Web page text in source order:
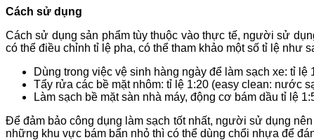
Cách sử dụng
Cách sử dụng sản phẩm tùy thuộc vào thực tế, người sử
có thể điều chỉnh tỉ lệ pha, có thể tham khảo một số tỉ lệ như
Dùng trong việc vệ sinh hàng ngày để làm sạch xe: tỉ
Tẩy rửa các bề mặt nhôm: tỉ lệ 1:20 (easy clean: nước
Làm sạch bề mặt sàn nhà máy, động cơ bám dầu tỉ lệ
Để đảm bảo công dụng làm sạch tốt nhất, người sử dụng
những khu vực bám bẩn nhỏ thì có thể dùng chổi nhựa để